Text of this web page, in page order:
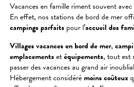
Vacances en famille riment souvent avec
En effet, nos stations de bord de mer
campings parfaits pour l’accueil des
Villages vacances en bord de mer,
emplacementsetéquipements, tout est
passer des vacances au grand air
Hébergement considéré moins coûteux